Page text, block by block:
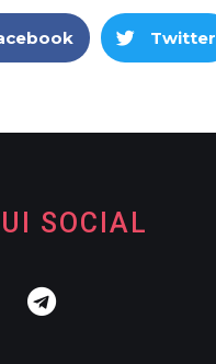
Twitter
SOCIAL